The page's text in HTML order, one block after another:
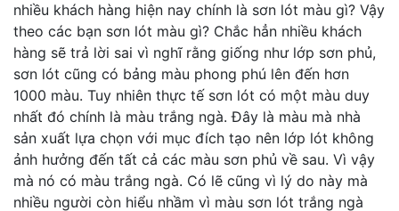
nhiều khách hàng hiện nay chính là sơn lót màu gì? Vậy
theo các bạn sơn lót màu gì? Chắc hẳn nhiều khách
hàng sẽ trả lời sai vì nghĩ rằng giống như lớp sơn phủ,
sơn lót cũng có bảng màu phong phú lên đến hơn
1000 màu. Tuy nhiên thực tế sơn lót có một màu duy
nhất đó chính là màu trắng ngà. Đây là màu mà nhà
sản xuất lựa chọn với mục đích tạo nên lớp lót không
ảnh hưởng đến tất cả các màu sơn phủ về sau. Vì vậy
mà nó có màu trắng ngà. Có lẽ cũng vì lý do này mà
nhiều người còn hiểu nhầm vì màu sơn lót trắng ngà